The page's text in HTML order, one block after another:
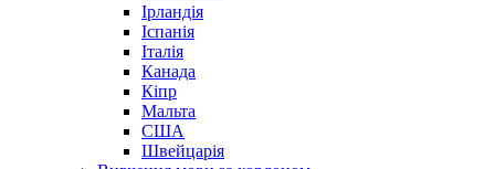
Ірландія
Іспанія
Італія
Канада
Кіпр
Мальта
США
Швейцарія